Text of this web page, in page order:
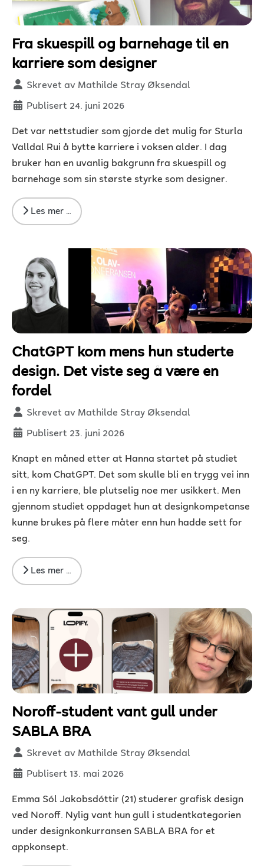
Fra skuespill og barnehage til en
karriere som designer
Detaljer
Skrevet av Mathilde Stray Øksendal
Publisert 24. juni 2026
Det var nettstudier som gjorde det mulig for Sturla
Valldal Rui å bytte karriere i voksen alder. I dag
bruker han en uvanlig bakgrunn fra skuespill og
barnehage som sin største styrke som designer.
Les mer …
ChatGPT kom mens hun studerte
design. Det viste seg å være en
fordel
Detaljer
Skrevet av Mathilde Stray Øksendal
Publisert 23. juni 2026
Knapt en måned etter at Hanna startet på studiet
sitt, kom ChatGPT. Det som skulle bli en trygg vei inn
i en ny karriere, ble plutselig noe mer usikkert. Men
gjennom studiet oppdaget hun at designkompetanse
kunne brukes på flere måter enn hun hadde sett for
seg.
Les mer …
Noroff-student vant gull under
SABLA BRA
Detaljer
Skrevet av Mathilde Stray Øksendal
Publisert 13. mai 2026
Emma Sól Jakobsdóttir (21) studerer grafisk design
ved Noroff. Nylig vant hun gull i studentkategorien
under designkonkurransen SABLA BRA for et
appkonsept.